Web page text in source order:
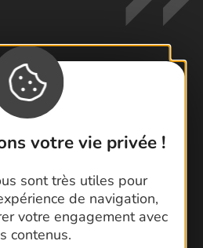
votre vie privée !
sont très utiles pour
de navigation,
votre engagement avec
contenus.
nous !
aux questions
Brochures
et Topoguides
Gard